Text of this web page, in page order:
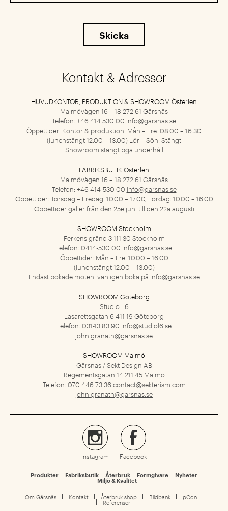
Kontakt & Adresser
HUVUDKONTOR, PRODUKTION & SHOWROOM Österlen
Malmövägen 16 – 18 272 61 Gärsnäs
Telefon: +46 414 530 00 info@garsnas.se
Öppettider: Kontor & produktion: Mån – Fre: 08.00 – 16.30
(lunchstängt 12.00 – 13.00) Lör – Sön: Stängt
Showroom stängt pga underhåll
FABRIKSBUTIK Österlen
Malmövägen 16 – 18 272 61 Gärsnäs
Telefon: +46 414-530 00 info@garsnas.se
Öppettider: Torsdag – Fredag: 10.00 – 17.00, Lördag: 10.00 – 16.00
Öppettider gäller från den 25e juni till den 22a augusti
SHOWROOM Stockholm
Ferkens gränd 3111 30 Stockholm
Telefon: 0414-530 00 info@garsnas.se
Öppettider: Mån – Fre: 10.00 – 16.00
(lunchstängt 12.00 – 13.00)
Endast bokade möten: vänligen boka på info@garsnas.se
SHOWROOM Göteborg
Studio L6
Lasarettsgatan 6 411 19 Göteborg
Telefon: 031-13 83 90 info@studiol6.se
john.granath@garsnas.se
SHOWROOM Malmö
Gärsnäs / Sekt Design AB
Regementsgatan 14211 45 Malmö
Telefon: 070 446 73 36 contact@sekterism.com
john.granath@garsnas.se
Instagram Facebook
Produkter Fabriksbutik Återbruk Formgivare Nyheter
Miljö & Kvalitet
Om Gärsnäs Kontakt Återbruk shop Bildbank pCon
Referenser